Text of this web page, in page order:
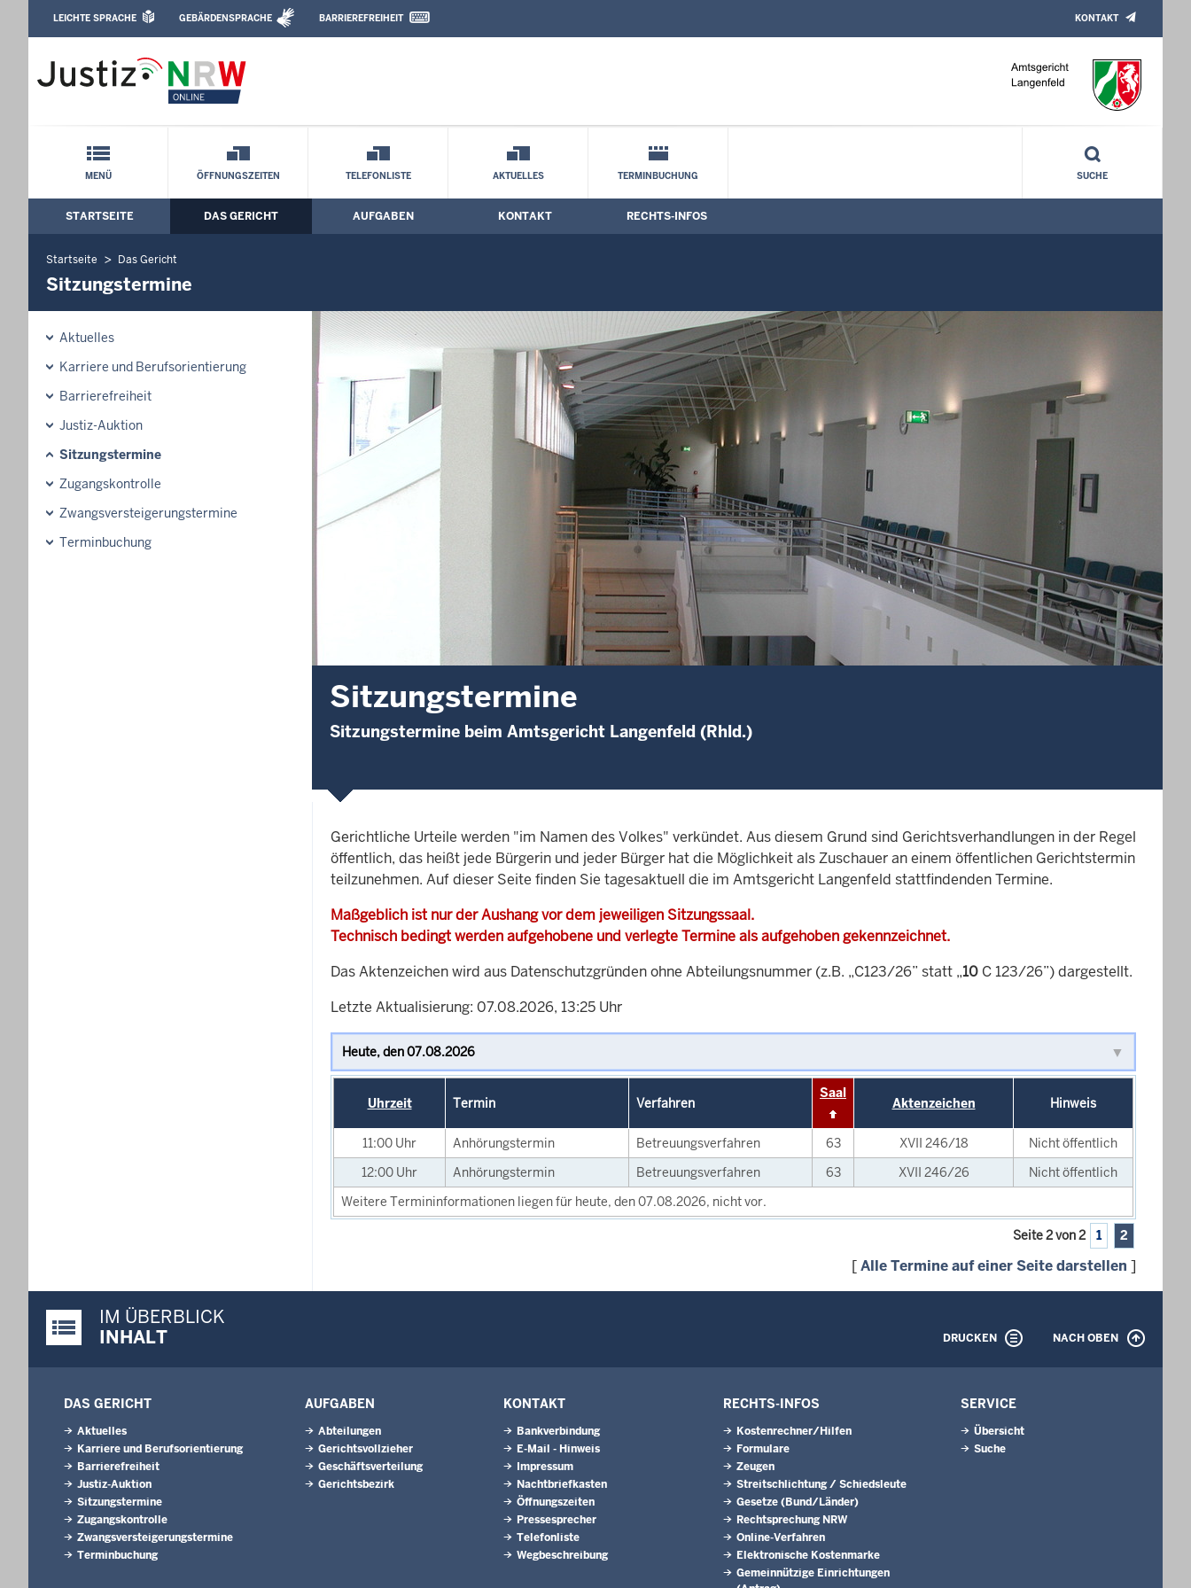
Amtsgericht Langenfeld: Sitzungstermine
Leichte Sprache, Gebärdensprachenvideo und Kontaktformular
LEICHTE SPRACHE GEBÄRDENSPRACHE BARRIEREFREIHEIT KONTAKT
Schnellnavigation mit Volltext-Suche
MENÜ ÖFFNUNGSZEITEN TELEFONLISTE AKTUELLES TERMINBUCHUNG SUCHE
Hauptmenü: Hauptnavigation
STARTSEITE DAS GERICHT AUFGABEN KONTAKT RECHTS-INFOS
Startseite Das Gericht
Sitzungstermine
Aktuelles
Karriere und Berufsorientierung
Barrierefreiheit
Justiz-Auktion
Sitzungstermine
Zugangskontrolle
Zwangsversteigerungstermine
Terminbuchung
Sitzungstermine
Sitzungstermine beim Amtsgericht Langenfeld (Rhld.)
Gerichtliche Urteile werden "im Namen des Volkes" verkündet. Aus diesem Grund sind Gerichtsverhandlungen in der Regel
öffentlich, das heißt jede Bürgerin und jeder Bürger hat die Möglichkeit als Zuschauer an einem öffentlichen Gerichtstermin
teilzunehmen. Auf dieser Seite finden Sie tagesaktuell die im Amtsgericht Langenfeld stattfindenden Termine.
Maßgeblich ist nur der Aushang vor dem jeweiligen Sitzungssaal.
Technisch bedingt werden aufgehobene und verlegte Termine als aufgehoben gekennzeichnet.
Das Aktenzeichen wird aus Datenschutzgründen ohne Abteilungsnummer (z.B. „C123/26” statt „10 C 123/26”) dargestellt.
Letzte Aktualisierung: 07.08.2026, 13:25 Uhr
Uhrzeit Termin Verfahren
Saal
Aktenzeichen Hinweis
11:00 Uhr Anhörungstermin Betreuungsverfahren 63 XVII 246/18
Nicht öffentlich
12:00 Uhr Anhörungstermin Betreuungsverfahren 63 XVII 246/26
Nicht öffentlich
Weitere Termininformationen liegen für heute, den 07.08.2026, nicht vor.
Seite 2 von 2 1 2
[Alle Termine auf einer Seite darstellen ]
Justiz-Portal im Überblick:
IM ÜBERBLICK
INHALT
DRUCKEN NACH OBEN
DAS GERICHT
Aktuelles
Karriere und Berufsorientierung
Barrierefreiheit
Justiz-Auktion
Sitzungstermine
Zugangskontrolle
Zwangsversteigerungstermine
Terminbuchung
AUFGABEN
Abteilungen
Gerichtsvollzieher
Geschäftsverteilung
Gerichtsbezirk
KONTAKT
Bankverbindung
E-Mail - Hinweis
Impressum
Nachtbriefkasten
Öffnungszeiten
Pressesprecher
Telefonliste
Wegbeschreibung
RECHTS-INFOS
Kostenrechner/Hilfen
Formulare
Zeugen
Streitschlichtung / Schiedsleute
Gesetze (Bund/Länder)
Rechtsprechung NRW
Online-Verfahren
Elektronische Kostenmarke
Gemeinnützige Einrichtungen
SERVICE
Übersicht
Suche